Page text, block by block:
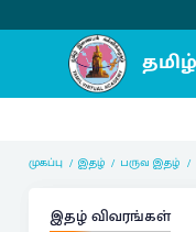
முகப்பு இதழ் பருவ இதழ்
இதழ் விவரங்கள்